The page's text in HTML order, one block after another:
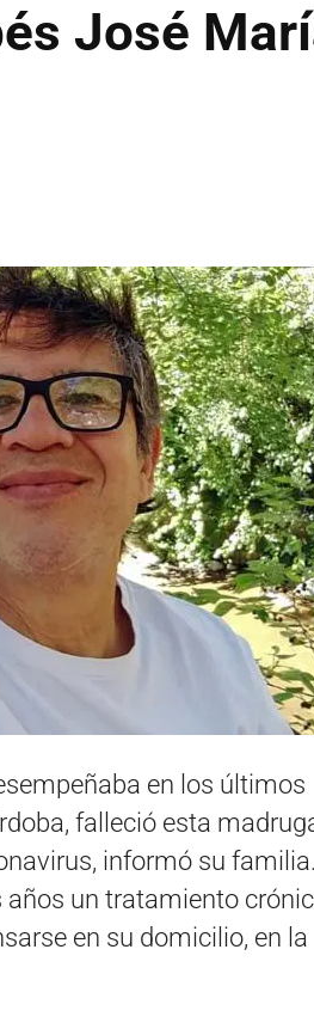
José
en los últimos
falleció esta
informó su familia.
años un tratamiento
en su domicilio, en la